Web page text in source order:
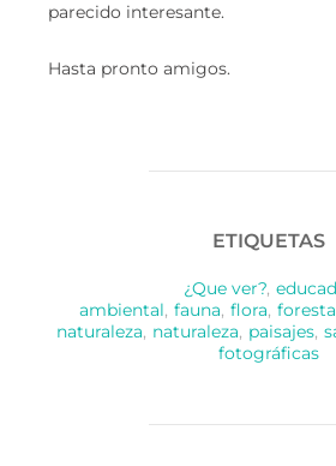
parecido interesante.
Hasta pronto amigos.
ETIQUETAS
¿Que ver?,
ambiental, fauna, flora,
naturaleza, naturaleza, paisajes,
fotográficas